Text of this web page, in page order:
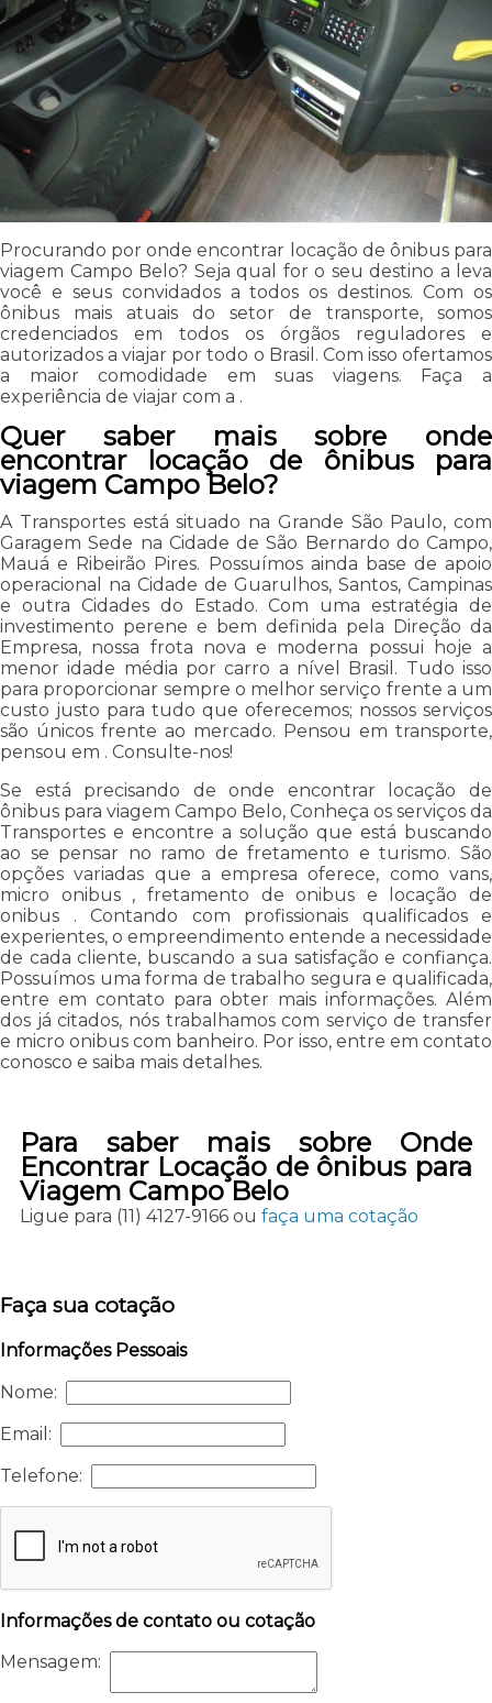
Procurando por onde encontrar locação de ônibus para
viagem Campo Belo? Seja qual for o seu destino a leva
você e seus convidados a todos os destinos. Com os
ônibus mais atuais do setor de transporte, somos
credenciados em todos os órgãos reguladores e
autorizados a viajar por todo o Brasil. Com isso ofertamos
a maior comodidade em suas viagens. Faça a
experiência de viajar com a .
Quer saber mais sobre onde
encontrar locação de ônibus para
viagem Campo Belo?
A Transportes está situado na Grande São Paulo, com
Garagem Sede na Cidade de São Bernardo do Campo,
Mauá e Ribeirão Pires. Possuímos ainda base de apoio
operacional na Cidade de Guarulhos, Santos, Campinas
e outra Cidades do Estado. Com uma estratégia de
investimento perene e bem definida pela Direção da
Empresa, nossa frota nova e moderna possui hoje a
menor idade média por carro a nível Brasil. Tudo isso
para proporcionar sempre o melhor serviço frente a um
custo justo para tudo que oferecemos; nossos serviços
são únicos frente ao mercado. Pensou em transporte,
pensou em . Consulte-nos!
Se está precisando de onde encontrar locação de
ônibus para viagem Campo Belo, Conheça os serviços da
Transportes e encontre a solução que está buscando
ao se pensar no ramo de fretamento e turismo. São
opções variadas que a empresa oferece, como vans,
micro onibus , fretamento de onibus e locação de
onibus . Contando com profissionais qualificados e
experientes, o empreendimento entende a necessidade
de cada cliente, buscando a sua satisfação e confiança.
Possuímos uma forma de trabalho segura e qualificada,
entre em contato para obter mais informações. Além
dos já citados, nós trabalhamos com serviço de transfer
e micro onibus com banheiro. Por isso, entre em contato
conosco e saiba mais detalhes.
Para saber mais sobre Onde
Encontrar Locação de ônibus para
Viagem Campo Belo
Ligue para (11) 4127-9166ou faça uma cotação
Faça sua cotação
Informações Pessoais
Nome:
Email:
Telefone:
Informações de contato ou cotação
Mensagem: